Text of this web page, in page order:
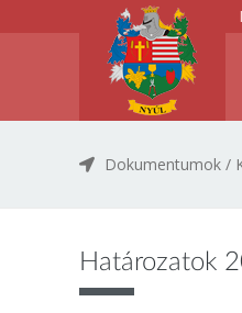
Dokumentumok /
Határozatok